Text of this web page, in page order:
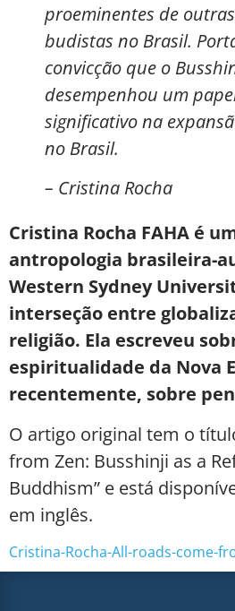
proeminentes de
budistas no Brasil.
convicção que o
desempenhou um
significativo na
no Brasil.
– Cristina Rocha
Cristina Rocha FAHA é
antropologia brasileira-
Western Sydney
interseção entre
religião. Ela escreveu
espiritualidade da Nova
recentemente, sobre
O artigo original tem o
from Zen: Busshinji as a
Buddhism” e está
em inglês.
Cristina-Rocha-All-roads-come-